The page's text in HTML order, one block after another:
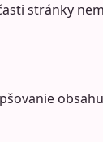
stránky